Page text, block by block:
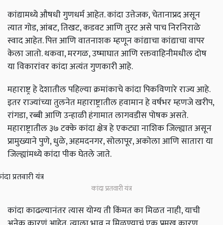
कांद्यामध्ये औषधी गुणधर्म आहेत. कांदा उत्तेजक, चेतानाप्रद असून
त्यात गोड, आंबट, तिखट, कडवट आणि तुरट असे पाच निरनिराळे
स्वाद आहेत. पित्त आणि वातनाशक म्हणून कांद्याचा कांद्याचा वापर
केला जातो. थकवा, मरगळ, उष्माघात आणि रक्तवाहिनीमधील दोष
या विकारांवर कांदा अत्यंत गुणकारी आहे.
महाराष्ट्र हे देशातील पहिल्या क्रमांकाचे कांदा पिकविणारे राज्य आहे.
इतर राज्यांच्या तुलनेत महाराष्ट्रातील हवामान हे वर्षभर म्हणजे खरीप,
रांगडा, रब्बी आणि उन्हाळी हंगामात लागवडीस पोषक असते.
महाराष्ट्रातील ३७ टक्के कांदा क्षेत्र हे एकट्या नाशिक जिल्ह्यात असून
प्रामुख्याने पुणे, धुळे, अहमदनगर, सोलापूर, अकोला आणि सातारा या
जिल्ह्यांमध्ये कांदा पीक घेतले जाते.
कांदा प्रतवारी यंत्र
कांदा काढल्यानंतर त्यास योग्य ती किंमत का मिळत नाही, याची